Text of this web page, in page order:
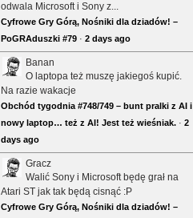
odwala Microsoft i Sony z...
Cyfrowe Gry Górą, Nośniki dla dziadów! –
PoGRAduszki #79 · 2 days ago
Banan
O laptopa też muszę jakiegoś kupić.
Na razie wakacje
Obchód tygodnia #748/749 – bunt pralki z AI i
nowy laptop… też z AI! Jest też wieśniak. · 2
days ago
Gracz
Walić Sony i Microsoft będę grał na
Atari ST jak tak będą cisnąć :P
Cyfrowe Gry Górą, Nośniki dla dziadów! –